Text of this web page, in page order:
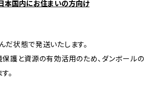
本国内にお住まいの方向け
状態で発送いたします。
護と資源の有効活用のため、ダンボールの
。